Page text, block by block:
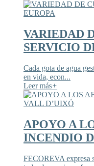
VARIEDAD
SERVICIO
Cada gota de agua
en vida, econ...
Leer más+
APOYO A
INCENDIO
FECOREVA expresa